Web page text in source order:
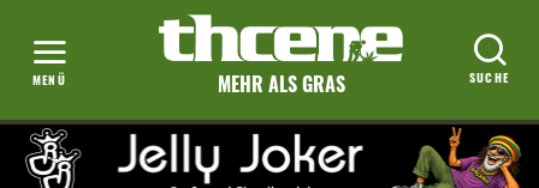
MEHR ALS GRAS